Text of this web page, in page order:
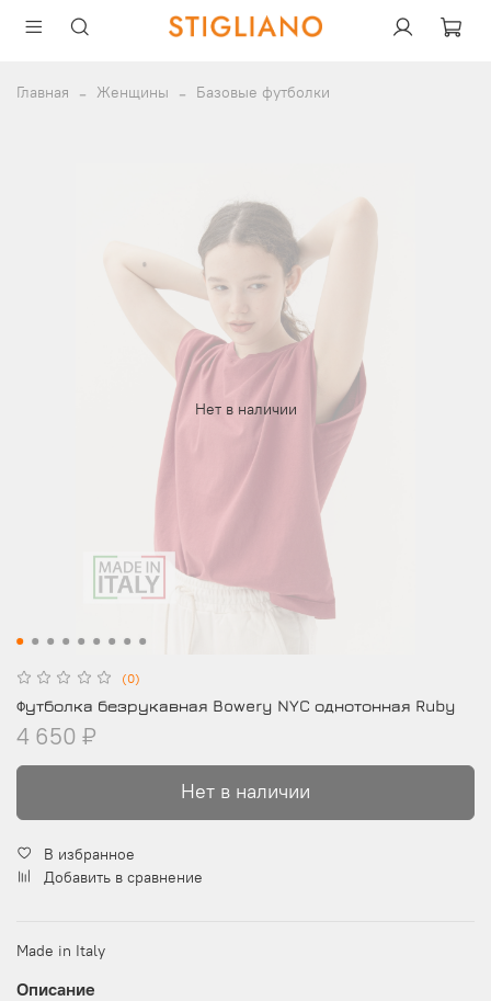
Главная Женщины Базовые футболки
Нет в наличии
(0)
Футболка безрукавная Bowery NYC однотонная Ruby
4 650 ₽
Нет в наличии
В избранное
Добавить в сравнение
Made in Italy
Описание